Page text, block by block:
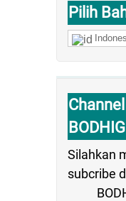
Pilih
Silahkan
subcribe